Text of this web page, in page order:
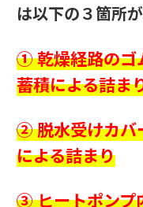
は以下の３箇所
① 乾燥経路のゴ
蓄積による詰ま
② 脱水受けカバ
による詰まり
③ ヒートポンプ